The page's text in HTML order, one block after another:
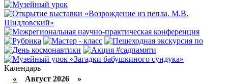
Календарь
« Август 2026 »